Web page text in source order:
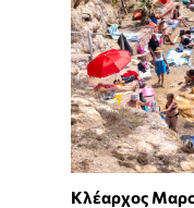
Κλέαρχος